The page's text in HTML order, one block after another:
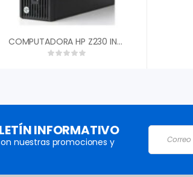
COMPUTADORA HP Z230 INTEL CORE I3 – 4160 3.30GHZ 4TA GEN 4GB RAM 128GB SSD
INFORMATIVO
nuestras promociones y